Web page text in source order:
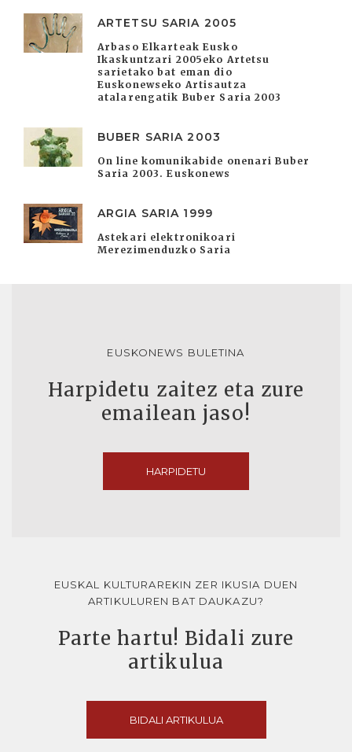
ARTETSU SARIA 2005
Arbaso Elkarteak Eusko
Ikaskuntzari 2005eko Artetsu
sarietako bat eman dio
Euskonewseko Artisautza
atalarengatik Buber Saria 2003
BUBER SARIA 2003
On line komunikabide onenari Buber
Saria 2003. Euskonews
ARGIA SARIA 1999
Astekari elektronikoari
Merezimenduzko Saria
EUSKONEWS BULETINA
Harpidetu zaitez eta zure
emailean jaso!
HARPIDETU
EUSKAL KULTURAREKIN ZER IKUSIA DUEN
ARTIKULUREN BAT DAUKAZU?
Parte hartu! Bidali zure
artikulua
BIDALI ARTIKULUA